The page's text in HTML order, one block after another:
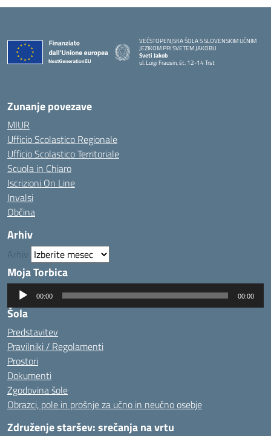
VEČSTOPENJSKA ŠOLA S SLOVENSKIM UČNIM
JEZIKOM PRI SVETEM JAKOBU
Sveti Jakob
ul. Luigi Frausin, št. 12-14 Trst
— Visita la pagina iniziale della scuola
Zunanje povezave
MIUR
Ufficio Scolastico Regionale
Ufficio Scolastico Territoriale
Scuola in Chiaro
Iscrizioni On Line
Invalsi
Občina
Arhiv
Arhiv
Moja Torbica
Predvajalnik
zvoka
00:00 00:00
Šola
Predstavitev
Pravilniki / Regolamenti
Prostori
Dokumenti
Zgodovina šole
Obrazci, pole in prošnje za učno in neučno osebje
Združenje staršev: srečanja na vrtu